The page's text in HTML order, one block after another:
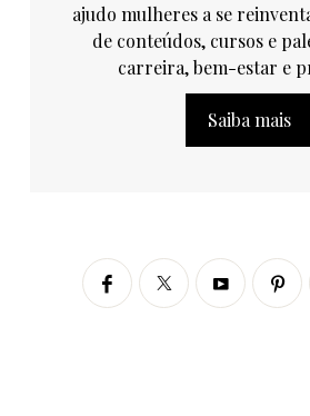
ajudo mulheres a se
de conteúdos, cursos e
carreira, bem-estar e
Saiba mais